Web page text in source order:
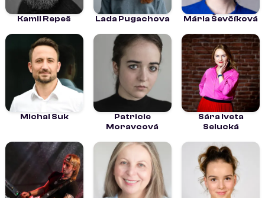
Kamil Repeš Lada Pugachova Mária Ševčíková
Michal Suk
Patricie
Moravcová
Sára Iveta
Selucká